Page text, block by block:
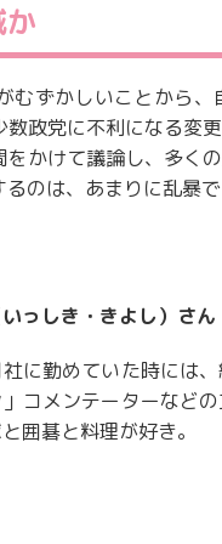
むずかしいことから
政党に不利になる変
かけて議論し、多く
のは、あまりに乱暴で
っしき・きよし）さん
に勤めていた時には
コメンテーターなど
囲碁と料理が好き。